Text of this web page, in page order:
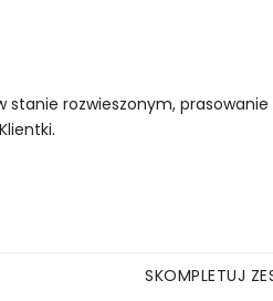
stanie rozwieszonym, prasowanie
SKOMPLETUJ